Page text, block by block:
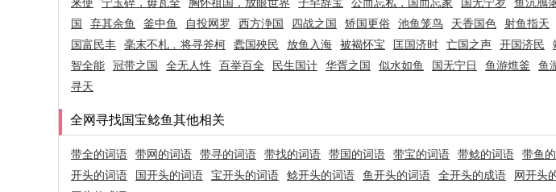
国
弃其余鱼 釜中鱼 自投网罗 西方浄国 四战之国 矫国更俗 池鱼笼鸟 天香国色 射鱼指天
国富民丰
毫末不札﹐将寻斧柯 蠹国殃民 放鱼入海 被褐怀宝 匡国济时 亡国之声 开国济民
智全能
冠带之国 全无人性 百举百全 民生国计 华胥之国 似水如鱼 国无宁日 鱼游燋釜 鱼
寻天
全网寻找国宝鲶鱼其他相关
带全的词语 带网的词语 带寻的词语 带找的词语 带国的词语 带宝的词语 带鲶的词语 带鱼
开头的词语
国开头的词语 宝开头的词语 鲶开头的词语 鱼开头的词语 全开头的成语 网开头